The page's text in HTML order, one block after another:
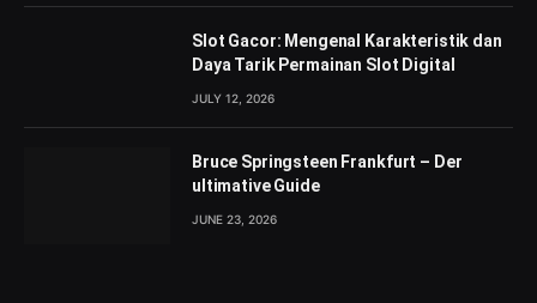
Slot Gacor: Mengenal Karakteristik dan
Daya Tarik Permainan Slot Digital
JULY 12, 2026
Bruce Springsteen Frankfurt – Der
ultimative Guide
JUNE 23, 2026